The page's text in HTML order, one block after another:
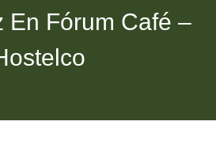
En Fórum Café –